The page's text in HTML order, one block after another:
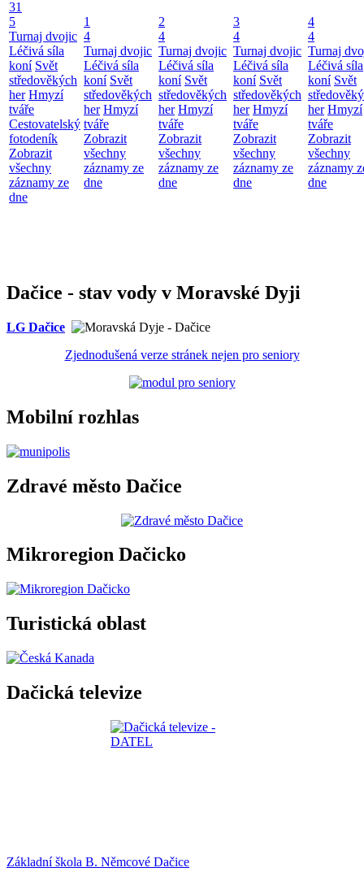
31
5
Turnaj dvojic
Léčivá síla
koní Svět
středověkých
her Hmyzí
tváře
Cestovatelský
fotodeník
Zobrazit
všechny
záznamy ze
dne
1
4
Turnaj dvojic
Léčivá síla
koní Svět
středověkých
her Hmyzí
tváře
Zobrazit
všechny
záznamy ze
dne
2
4
Turnaj dvojic
Léčivá síla
koní Svět
středověkých
her Hmyzí
tváře
Zobrazit
všechny
záznamy ze
dne
3
4
Turnaj dvojic
Léčivá síla
koní Svět
středověkých
her Hmyzí
tváře
Zobrazit
všechny
záznamy ze
dne
4
4
Turnaj
Léčivá síla
koní Svět
her Hmyzí
tváře
Zobrazit
všechny
záznamy
dne
Dačice - stav vody v Moravské Dyji
LG Dačice
Zjednodušená verze stránek nejen pro seniory
Mobilní rozhlas
Zdravé město Dačice
Mikroregion Dačicko
Turistická oblast
Dačická televize
Základní škola B. Němcové Dačice